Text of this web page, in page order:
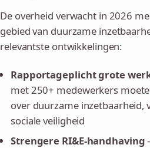
De overheid verwacht in 2026
gebied van duurzame
relevantste ontwikkelingen:
Rapportageplicht grote
met 250+ medewerkers
over duurzame inzetbaarheid,
sociale veiligheid
Strengere RI&E-handhaving